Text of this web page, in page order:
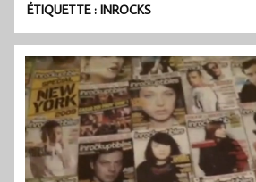
ÉTIQUETTE :INROCKS